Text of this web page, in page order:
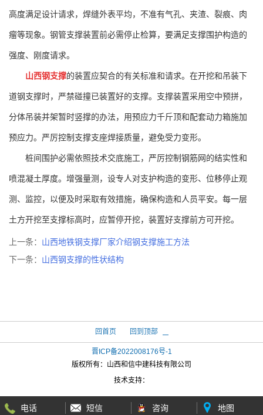
高度满足设计请求，焊缝外表平均，不准有气孔、夹渣、裂痕、肉
瘤等现象。钢管支撑装置前必需停止检算，要满足支撑围护构造的
强度、刚度请求。
山西钢支撑的装置应契合的有关标准和请求。在开挖和吊装下
道钢支撑时，严禁碰撞已装置好的支撑。支撑装置采用空中预拼，
分体吊装并架暂时竖撑的办法，用预应力千斤顶和配套动力箱施加
预应力。严厉控制支撑支座焊接质量，避免受力变形。
桩间围护必需依照技术交底施工，严厉控制钢筋网的结实性和
喷混凝土厚度。增强量测，设专人对支护构造的变形、位移停止观
测、监控，以便及时采取有效措施，确保构造和人员平安。每一层
土方开挖至支撑标高时，应暂停开挖，装置好支撑前方可开挖。
上一条： 山西地铁钢支撑厂家介绍钢支撑施工方法
下一条： 山西钢支撑的性状结构
电话 短信 咨询 地图
回首页 回到顶部
晋ICP备2022008176号-1
版权所有： 山西和信中建科技有限公司
技术支持：